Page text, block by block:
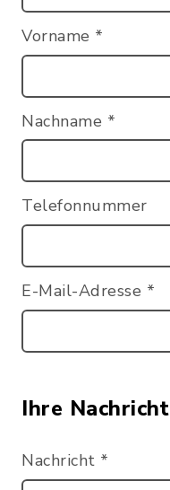
Vorname *
Nachname *
Telefonnummer
E-Mail-Adresse *
Ihre Nachricht
Nachricht *